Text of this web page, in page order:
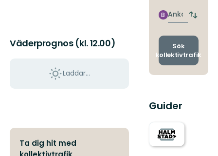
Väderprognos (kl. 12.00)
Laddar...
Ta dig hit med
Ankomst
B
Byt
och
Sök
kollektivtrafik
Guider